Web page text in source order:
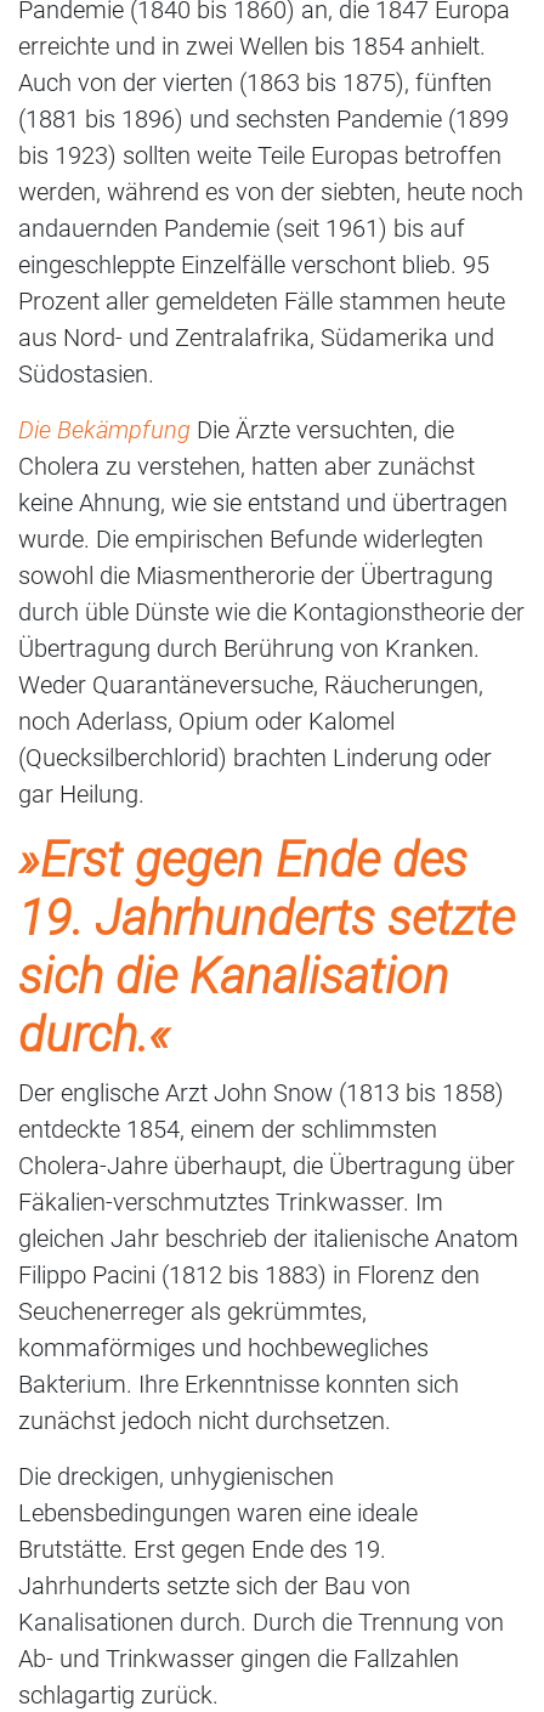
Pandemie (1840 bis 1860) an, die 1847 Europa
erreichte und in zwei Wellen bis 1854 anhielt.
Auch von der vierten (1863 bis 1875), fünften
(1881 bis 1896) und sechsten Pandemie (1899
bis 1923) sollten weite Teile Europas betroffen
werden, während es von der siebten, heute noch
andauernden Pandemie (seit 1961) bis auf
eingeschleppte Einzelfälle verschont blieb. 95
Prozent aller gemeldeten Fälle stammen heute
aus Nord- und Zentralafrika, Südamerika und
Südostasien.
Die Bekämpfung Die Ärzte versuchten, die
Cholera zu verstehen, hatten aber zunächst
keine Ahnung, wie sie entstand und übertragen
wurde. Die empirischen Befunde widerlegten
sowohl die Miasmentherorie der Übertragung
durch üble Dünste wie die Kontagionstheorie der
Übertragung durch Berührung von Kranken.
Weder Quarantäneversuche, Räucherungen,
noch Aderlass, Opium oder Kalomel
(Quecksilberchlorid) brachten Linderung oder
gar Heilung.
»Erst gegen Ende des
19. Jahrhunderts setzte
sich die Kanalisation
durch.«
Der englische Arzt John Snow (1813 bis 1858)
entdeckte 1854, einem der schlimmsten
Cholera-Jahre überhaupt, die Übertragung über
Fäkalien-verschmutztes Trinkwasser. Im
gleichen Jahr beschrieb der italienische Anatom
Filippo Pacini (1812 bis 1883) in Florenz den
Seuchenerreger als gekrümmtes,
kommaförmiges und hochbewegliches
Bakterium. Ihre Erkenntnisse konnten sich
zunächst jedoch nicht durchsetzen.
Die dreckigen, unhygienischen
Lebensbedingungen waren eine ideale
Brutstätte. Erst gegen Ende des 19.
Jahrhunderts setzte sich der Bau von
Kanalisationen durch. Durch die Trennung von
Ab- und Trinkwasser gingen die Fallzahlen
schlagartig zurück.